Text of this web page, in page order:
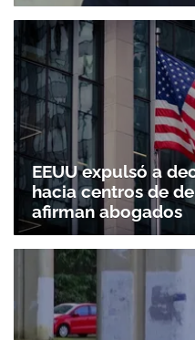
EEUU expulsó a
hacia centros de
afirman abogados